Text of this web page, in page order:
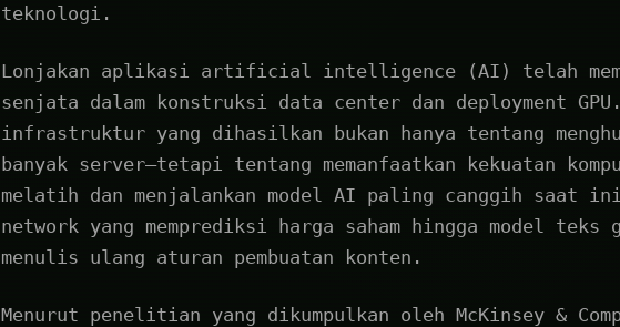
teknologi.
Lonjakan aplikasi artificial intelligence (AI) telah
senjata dalam konstruksi data center dan deployment
infrastruktur yang dihasilkan bukan hanya tentang
banyak server—tetapi tentang memanfaatkan kekuatan
melatih dan menjalankan model AI paling canggih saat
network yang memprediksi harga saham hingga model teks
menulis ulang aturan pembuatan konten.
Menurut penelitian yang dikumpulkan oleh McKinsey &